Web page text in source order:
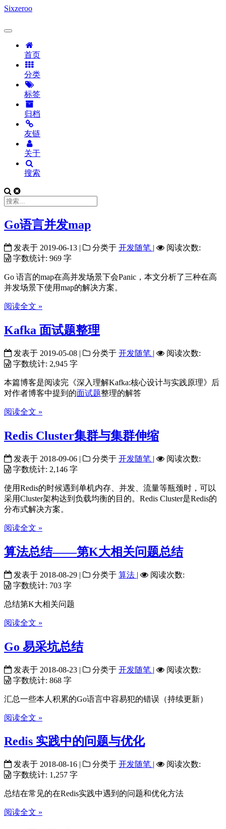
Sixzeroo
首页
分类
标签
归档
友链
关于
搜索
Go语言并发map
发表于 2019-06-13 | 分类于 开发随笔 |
阅读次数:
字数统计: 969 字
Go 语言的map在高并发场景下会Panic，本文分析了三种在高
并发场景下使用map的解决方案。
阅读全文 »
Kafka 面试题整理
发表于 2019-05-08 | 分类于 开发随笔 |
阅读次数:
字数统计: 2,945 字
本篇博客是阅读完《深入理解Kafka:核心设计与实践原理》后
对作者博客中提到的面试题整理的解答
阅读全文 »
Redis Cluster集群与集群伸缩
发表于 2018-09-06 | 分类于 开发随笔 |
阅读次数:
字数统计: 2,146 字
使用Redis的时候遇到单机内存、并发、流量等瓶颈时，可以
采用Cluster架构达到负载均衡的目的。Redis Cluster是Redis的
分布式解决方案。
阅读全文 »
算法总结——第K大相关问题总结
发表于 2018-08-29 | 分类于 算法 |
阅读次数:
字数统计: 703 字
总结第K大相关问题
阅读全文 »
Go 易采坑总结
发表于 2018-08-23 | 分类于 开发随笔 |
阅读次数:
字数统计: 868 字
汇总一些本人积累的Go语言中容易犯的错误（持续更新）
阅读全文 »
Redis 实践中的问题与优化
发表于 2018-08-16 | 分类于 开发随笔 |
阅读次数:
字数统计: 1,257 字
总结在常见的在Redis实践中遇到的问题和优化方法
阅读全文 »